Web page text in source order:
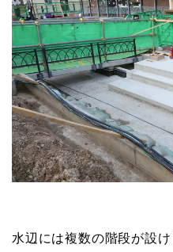
水辺には複数の階段が設